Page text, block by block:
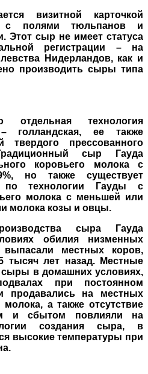
визитной карточкой
с полями тюльпанов и
Этот сыр не имеет статуса
регистрации – на
Нидерландов, как и
производить сыры типа
технология
голландская, ее также
твердого прессованного
сыр Гауда
коровьего молока с
но также существует
по технологии Гауды с
молока с меньшей или
молока козы и овцы.
сыра Гауда
обилия низменных
местных коров,
тысяч лет назад. Местные
в домашних условиях,
при постоянном
продавались на местных
а также отсутствие
и сбытом повлияли на
создания сыра, в
высокие температуры при